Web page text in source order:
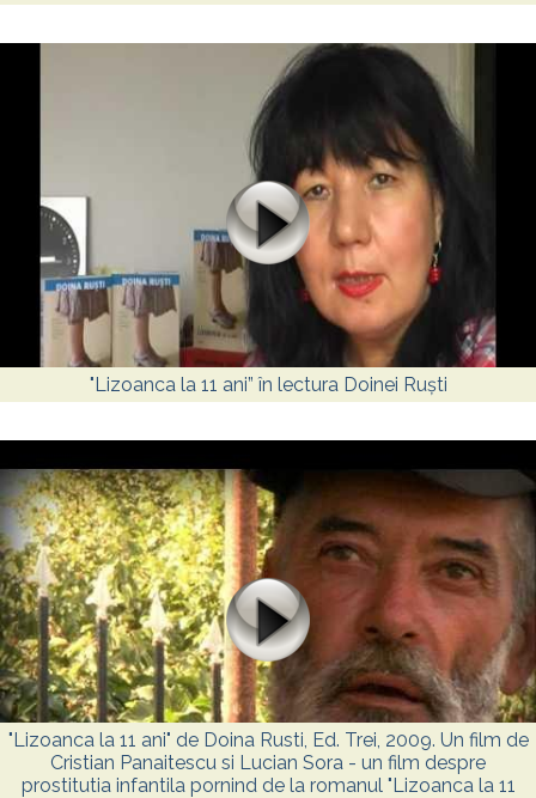
"Lizoanca la 11 ani” în lectura Doinei Ruști
"Lizoanca la 11 ani" de Doina Rusti, Ed. Trei, 2009. Un film de
Cristian Panaitescu si Lucian Sora - un film despre
prostitutia infantila pornind de la romanul "Lizoanca la 11